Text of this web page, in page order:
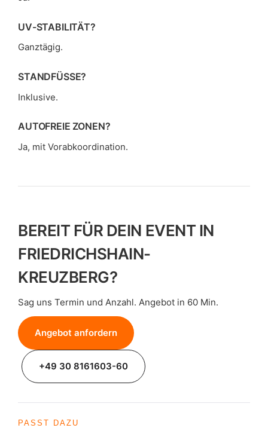
UV-STABILITÄT?
Ganztägig.
STANDFÜSSE?
Inklusive.
AUTOFREIE ZONEN?
Ja, mit Vorabkoordination.
BEREIT FÜR DEIN EVENT IN
FRIEDRICHSHAIN-
KREUZBERG?
Sag uns Termin und Anzahl. Angebot in 60 Min.
Angebot anfordern
+49 30 8161603-60
PASST DAZU